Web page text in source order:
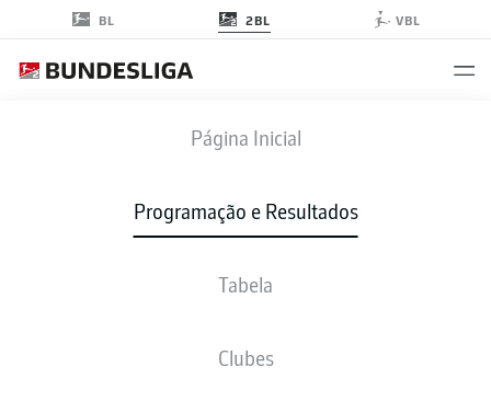
BL 2BL VBL
Página Inicial
Programação e Resultados
Tabela
Clubes
DSC FCN
1 1
ESCALAÇÕES